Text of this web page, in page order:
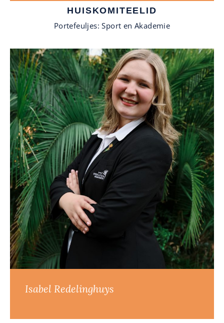
HUISKOMITEELID
Portefeuljes: Sport en Akademie
Isabel Redelinghuys